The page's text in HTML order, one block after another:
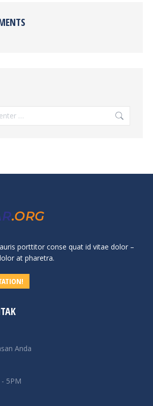
porttitor conse quat id vitae dolor –
at pharetra.
Anda
5PM